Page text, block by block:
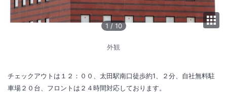
1 / 10
外観
チェックアウトは１２：００、太田駅南口徒歩約1、２分、自社無料駐
車場２０台、フロントは２４時間対応しております。